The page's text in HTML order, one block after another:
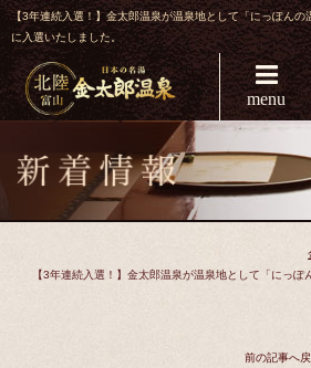
【3年連続入選！】金太郎温泉が温泉地として「にっぽんの
に入選いたしました。
menu
【3年連続入選！】金太郎温泉が温泉地として「にっ
前の記事へ